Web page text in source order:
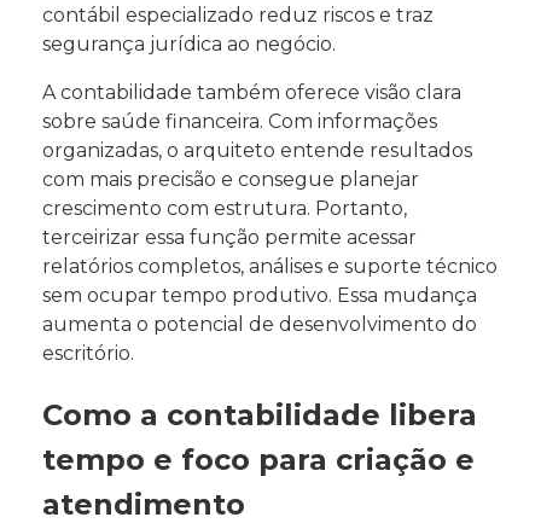
contábil especializado reduz riscos e traz
segurança jurídica ao negócio.
A contabilidade também oferece visão clara
sobre saúde financeira. Com informações
organizadas, o arquiteto entende resultados
com mais precisão e consegue planejar
crescimento com estrutura. Portanto,
terceirizar essa função permite acessar
relatórios completos, análises e suporte técnico
sem ocupar tempo produtivo. Essa mudança
aumenta o potencial de desenvolvimento do
escritório.
Como a contabilidade libera
tempo e foco para criação e
atendimento